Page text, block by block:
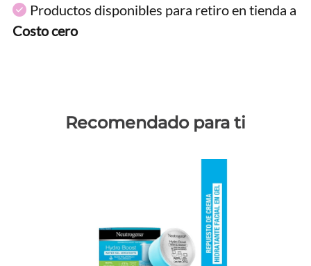
Productos disponibles para retiro en tienda a
Costo cero
Recomendado para ti